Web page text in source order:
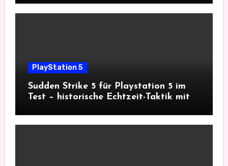
PlayStation 5
Sudden Strike 5 für Playstation 5 im
Test – historische Echtzeit-Taktik mit